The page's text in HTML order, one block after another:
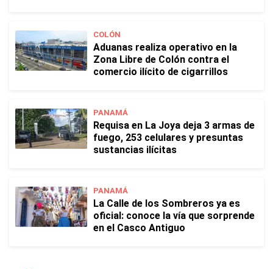
COLÓN
Aduanas realiza operativo en la
Zona Libre de Colón contra el
comercio ilícito de cigarrillos
PANAMÁ
Requisa en La Joya deja 3 armas de
fuego, 253 celulares y presuntas
sustancias ilícitas
PANAMÁ
La Calle de los Sombreros ya es
oficial: conoce la vía que sorprende
en el Casco Antiguo